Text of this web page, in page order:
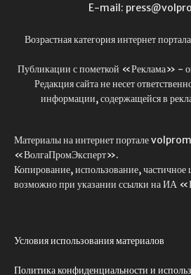
E-mail:
Возрастная категория интернет
Публикации с пометкой «Реклама» -
Редакция сайта не несет
информации, содержащейся в
Материалы на интернет портале
«ВолгаПромЭксперт».
Копирование, использование, частичное
возможно при указании ссылки на ИА
Условия использования материалов
Политика конфиденциальности и